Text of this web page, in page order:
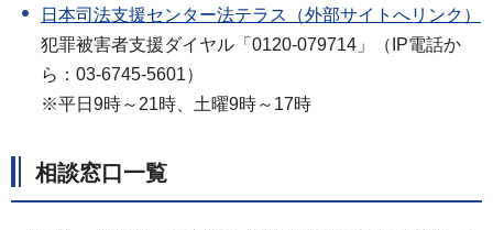
日本司法支援センター法テラス（外部サイトへリンク）
犯罪被害者支援ダイヤル「0120-079714」（IP電話か
ら：03-6745-5601）
※平日9時～21時、土曜9時～17時
相談窓口一覧